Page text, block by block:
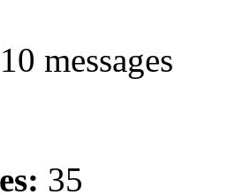
messages
35